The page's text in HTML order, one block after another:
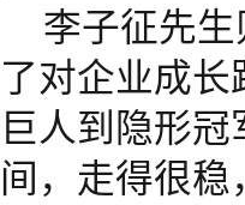
李子征先
了对企业成长
巨人到隐形
间，走得很稳